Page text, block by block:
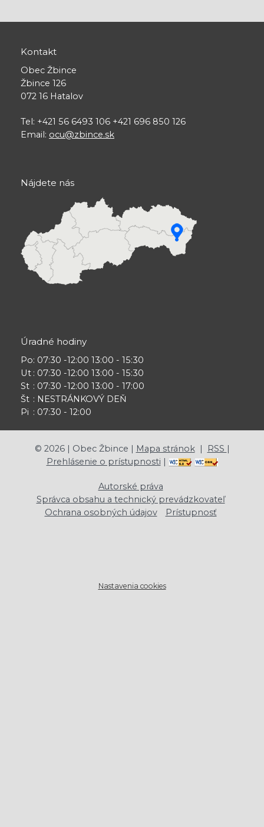
Kontakt
Obec Žbince
Žbince 126
072 16 Hatalov
Tel: +421 56 6493 106 +421 696 850 126
Email: ocu@zbince.sk
Nájdete nás
Úradné hodiny
Po
Ut
St
Št
Pi
: 07:30 -12:00 13:00 - 15:30
: 07:30 -12:00 13:00 - 15:30
: 07:30 -12:00 13:00 - 17:00
: NESTRÁNKOVÝ DEŇ
: 07:30 - 12:00
© 2026| Obec Žbince | Mapa stránok| RSS |
Prehlásenie o prístupnosti |
Autorské práva
Správca obsahu a technický prevádzkovateľ
Ochrana osobných údajov
Prístupnosť
Nastavenia cookies